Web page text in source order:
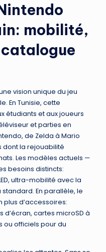
mobilité,
vision unique du jeu
En Tunisie, cette
étudiants et aux joueurs
et parties en
de Zelda à Mario
dont la rejouabilité
Les modèles actuels —
besoins distincts:
ultra-mobilité avec la
En parallèle, le
d’accessoires:
cartes microSD à
ou officiels pour du